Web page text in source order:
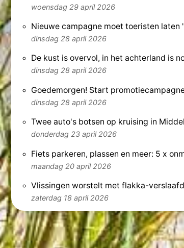
woensdag 29 april 2026
Nieuwe campagne moet toeristen
dinsdag 28 april 2026
De kust is overvol, in het achterland is
dinsdag 28 april 2026
Goedemorgen! Start
dinsdag 28 april 2026
Twee auto's botsen op kruising in
donderdag 23 april 2026
Fiets parkeren, plassen en meer: 5 x
maandag 20 april 2026
Vlissingen worstelt met flakka-
zaterdag 18 april 2026